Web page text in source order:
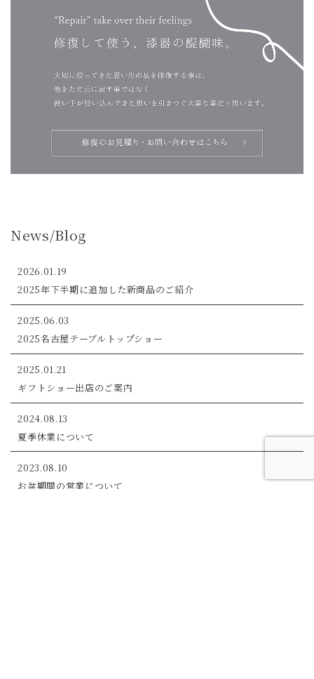
News/Blog
2026.01.19
2025年下半期に追加した新商品のご紹介
2025.06.03
2025名古屋テーブルトップショー
2025.01.21
ギフトショー出店のご案内
2024.08.13
夏季休業について
2023.08.10
お盆期間の営業について